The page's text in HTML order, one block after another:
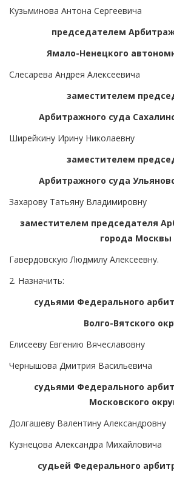
Кузьминова Антона Сергеевича
председателем
Ямало-Ненецкого
Слесарева Андрея Алексеевича
заместителем
Арбитражного суда
Ширейкину Ирину Николаевну
заместителем
Арбитражного суда
Захарову Татьяну Владимировну
заместителем председателя
города Москвы
Гавердовскую Людмилу Алексеевну.
2. Назначить:
судьями Федерального
Волго-Вятского
Елисееву Евгению Вячеславовну
Чернышова Дмитрия Васильевича
судьями Федерального
Московского
Долгашеву Валентину Александровну
Кузнецова Александра Михайловича
судьей Федерального